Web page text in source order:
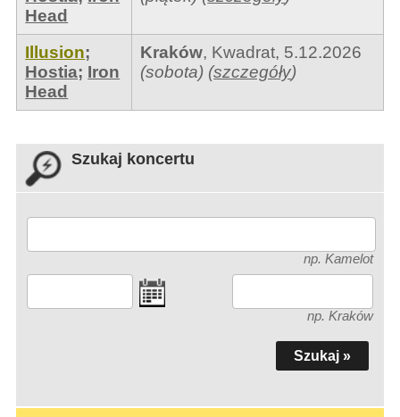
Head
Illusion;
Hostia; Iron
Head
Kraków, Kwadrat, 5.12.2026
(sobota) (szczegóły)
Szukaj koncertu
np. Kamelot
np. Kraków